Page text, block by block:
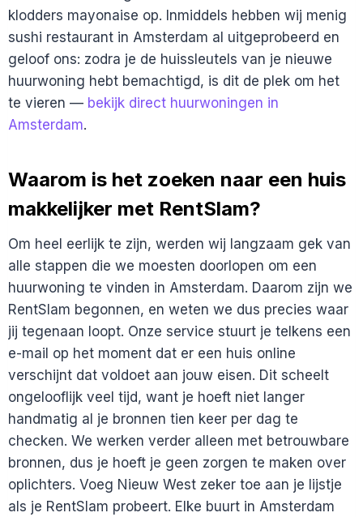
klodders mayonaise op. Inmiddels hebben wij menig
sushi restaurant in Amsterdam al uitgeprobeerd en
geloof ons: zodra je de huissleutels van je nieuwe
huurwoning hebt bemachtigd, is dit de plek om het
te vieren — bekijk direct huurwoningen in
Amsterdam.
Waarom is het zoeken naar een huis
makkelijker met RentSlam?
Om heel eerlijk te zijn, werden wij langzaam gek van
alle stappen die we moesten doorlopen om een
huurwoning te vinden in Amsterdam. Daarom zijn we
RentSlam begonnen, en weten we dus precies waar
jij tegenaan loopt. Onze service stuurt je telkens een
e-mail op het moment dat er een huis online
verschijnt dat voldoet aan jouw eisen. Dit scheelt
ongelooflijk veel tijd, want je hoeft niet langer
handmatig al je bronnen tien keer per dag te
checken. We werken verder alleen met betrouwbare
bronnen, dus je hoeft je geen zorgen te maken over
oplichters. Voeg Nieuw West zeker toe aan je lijstje
als je RentSlam probeert. Elke buurt in Amsterdam